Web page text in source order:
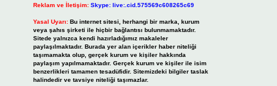
Reklam ve İletişim: Skype: live:.cid.575569c608265c69
Yasal Uyarı: Bu internet sitesi, herhangi bir marka, kurum
veya şahıs şirketi ile hiçbir bağlantısı bulunmamaktadır.
Sitede yalnızca kendi hazırladığımız makaleler
paylaşılmaktadır. Burada yer alan içerikler haber niteliği
taşımamakta olup, gerçek kurum ve kişiler hakkında
paylaşım yapılmamaktadır. Gerçek kurum ve kişiler ile isim
benzerlikleri tamamen tesadüfidir. Sitemizdeki bilgiler taslak
halindedir ve tavsiye niteliği taşımazlar.